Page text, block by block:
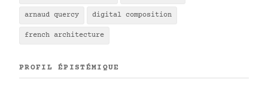
arnaud quercy digital composition
french architecture
PROFIL ÉPISTÉMIQUE